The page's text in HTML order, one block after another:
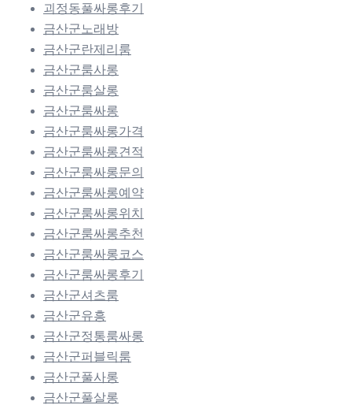
괴정동풀싸롱후기
금산군노래방
금산군란제리룸
금산군룸사롱
금산군룸살롱
금산군룸싸롱
금산군룸싸롱가격
금산군룸싸롱견적
금산군룸싸롱문의
금산군룸싸롱예약
금산군룸싸롱위치
금산군룸싸롱추천
금산군룸싸롱코스
금산군룸싸롱후기
금산군셔츠룸
금산군유흥
금산군정통룸싸롱
금산군퍼블릭룸
금산군풀사롱
금산군풀살롱